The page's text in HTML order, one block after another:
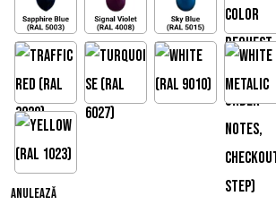
d
p
Anulează